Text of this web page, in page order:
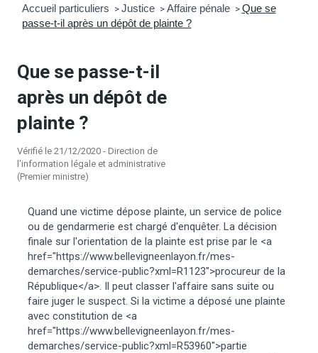
municipaux
sur la commune
d’urbanisme
voirie, arrêté de circulation et
domaine public
la commune
Accueil particuliers > Justice > Affaire pénale > Que se
passe-t-il après un dépôt de plainte ?
Que se passe-t-il
après un dépôt de
plainte ?
Vérifié le 21/12/2020 - Direction de
l'information légale et administrative
(Premier ministre)
Quand une victime dépose plainte, un service de police
ou de gendarmerie est chargé d'enquêter. La décision
finale sur l'orientation de la plainte est prise par le <a
href="https://www.bellevigneenlayon.fr/mes-
demarches/service-public?xml=R1123">procureur de la
République</a>. Il peut classer l'affaire sans suite ou
faire juger le suspect. Si la victime a déposé une plainte
avec constitution de <a
href="https://www.bellevigneenlayon.fr/mes-
demarches/service-public?xml=R53960">partie